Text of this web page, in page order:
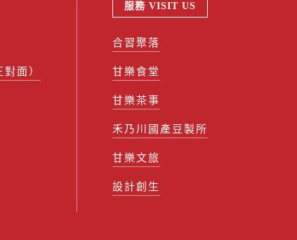
面）
服務 VISIT US
合習聚落
甘樂食堂
甘樂茶事
禾乃川國產豆製所
甘樂文旅
設計創生